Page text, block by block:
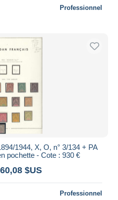
Professionnel
1944, X, O, n° 3/134 + PA
pochette - Cote : 930 €
$US
Professionnel